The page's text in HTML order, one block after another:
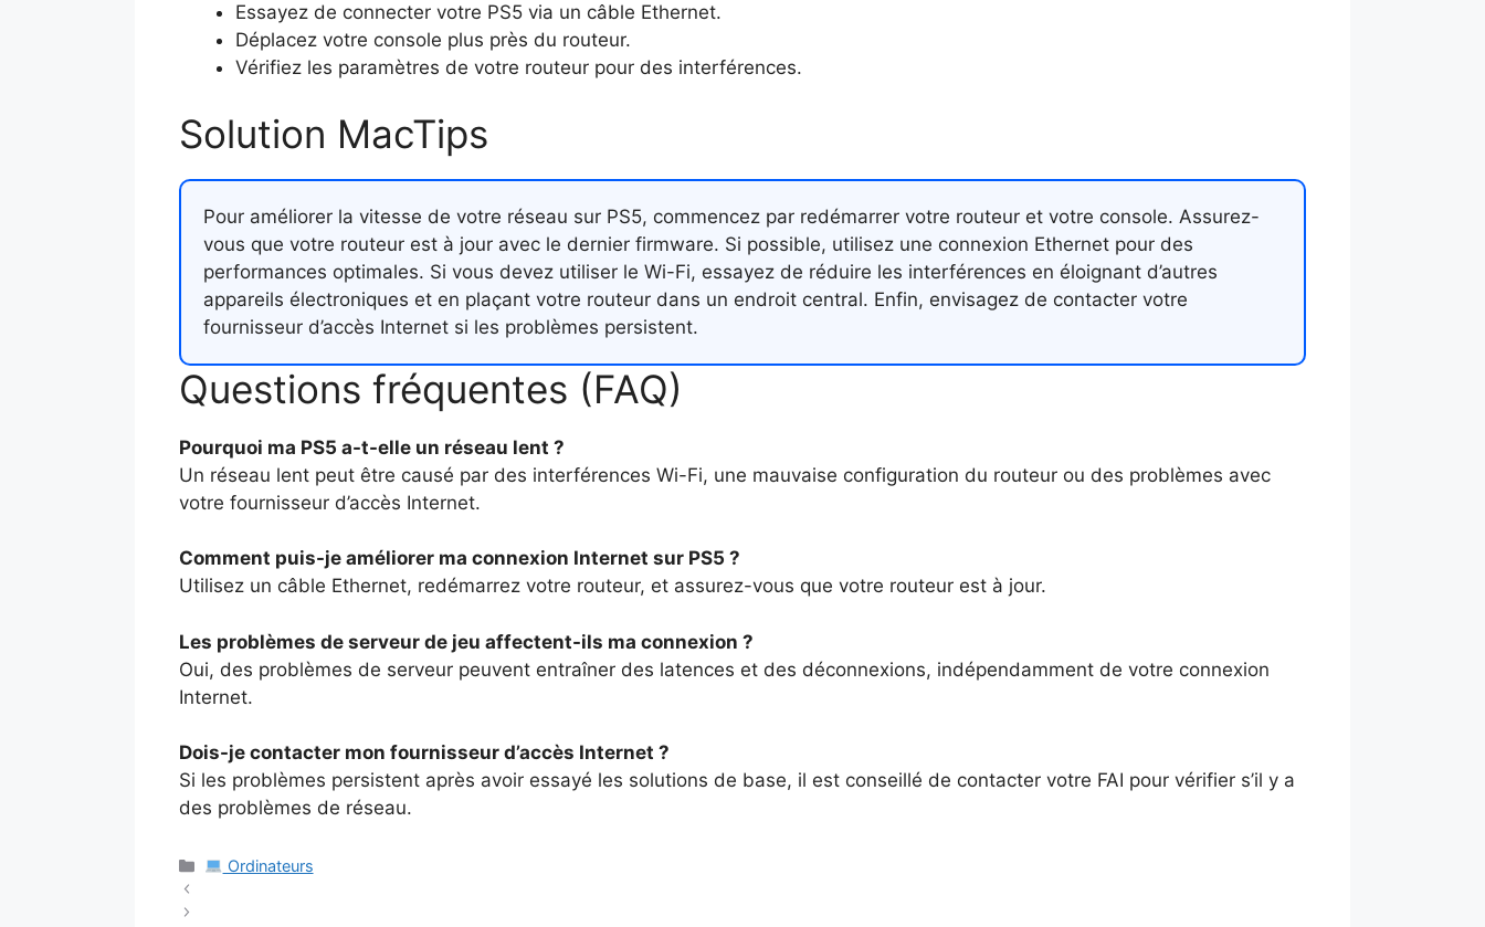
Essayez de connecter votre PS5 via un câble Ethernet.
Déplacez votre console plus près du routeur.
Vérifiez les paramètres de votre routeur pour des interférences.
Solution MacTips
Pour améliorer la vitesse de votre réseau sur PS5, commencez par redémarrer votre routeur et votre console. Assurez-
vous que votre routeur est à jour avec le dernier firmware. Si possible, utilisez une connexion Ethernet pour des
performances optimales. Si vous devez utiliser le Wi-Fi, essayez de réduire les interférences en éloignant d’autres
appareils électroniques et en plaçant votre routeur dans un endroit central. Enfin, envisagez de contacter votre
fournisseur d’accès Internet si les problèmes persistent.
Questions fréquentes (FAQ)
Pourquoi ma PS5 a-t-elle un réseau lent ?
Un réseau lent peut être causé par des interférences Wi-Fi, une mauvaise configuration du routeur ou des problèmes avec
votre fournisseur d’accès Internet.
Comment puis-je améliorer ma connexion Internet sur PS5 ?
Utilisez un câble Ethernet, redémarrez votre routeur, et assurez-vous que votre routeur est à jour.
Les problèmes de serveur de jeu affectent-ils ma connexion ?
Oui, des problèmes de serveur peuvent entraîner des latences et des déconnexions, indépendamment de votre connexion
Internet.
Dois-je contacter mon fournisseur d’accès Internet ?
Si les problèmes persistent après avoir essayé les solutions de base, il est conseillé de contacter votre FAI pour vérifier s’il y a
des problèmes de réseau.
Catégories
Ordinateurs